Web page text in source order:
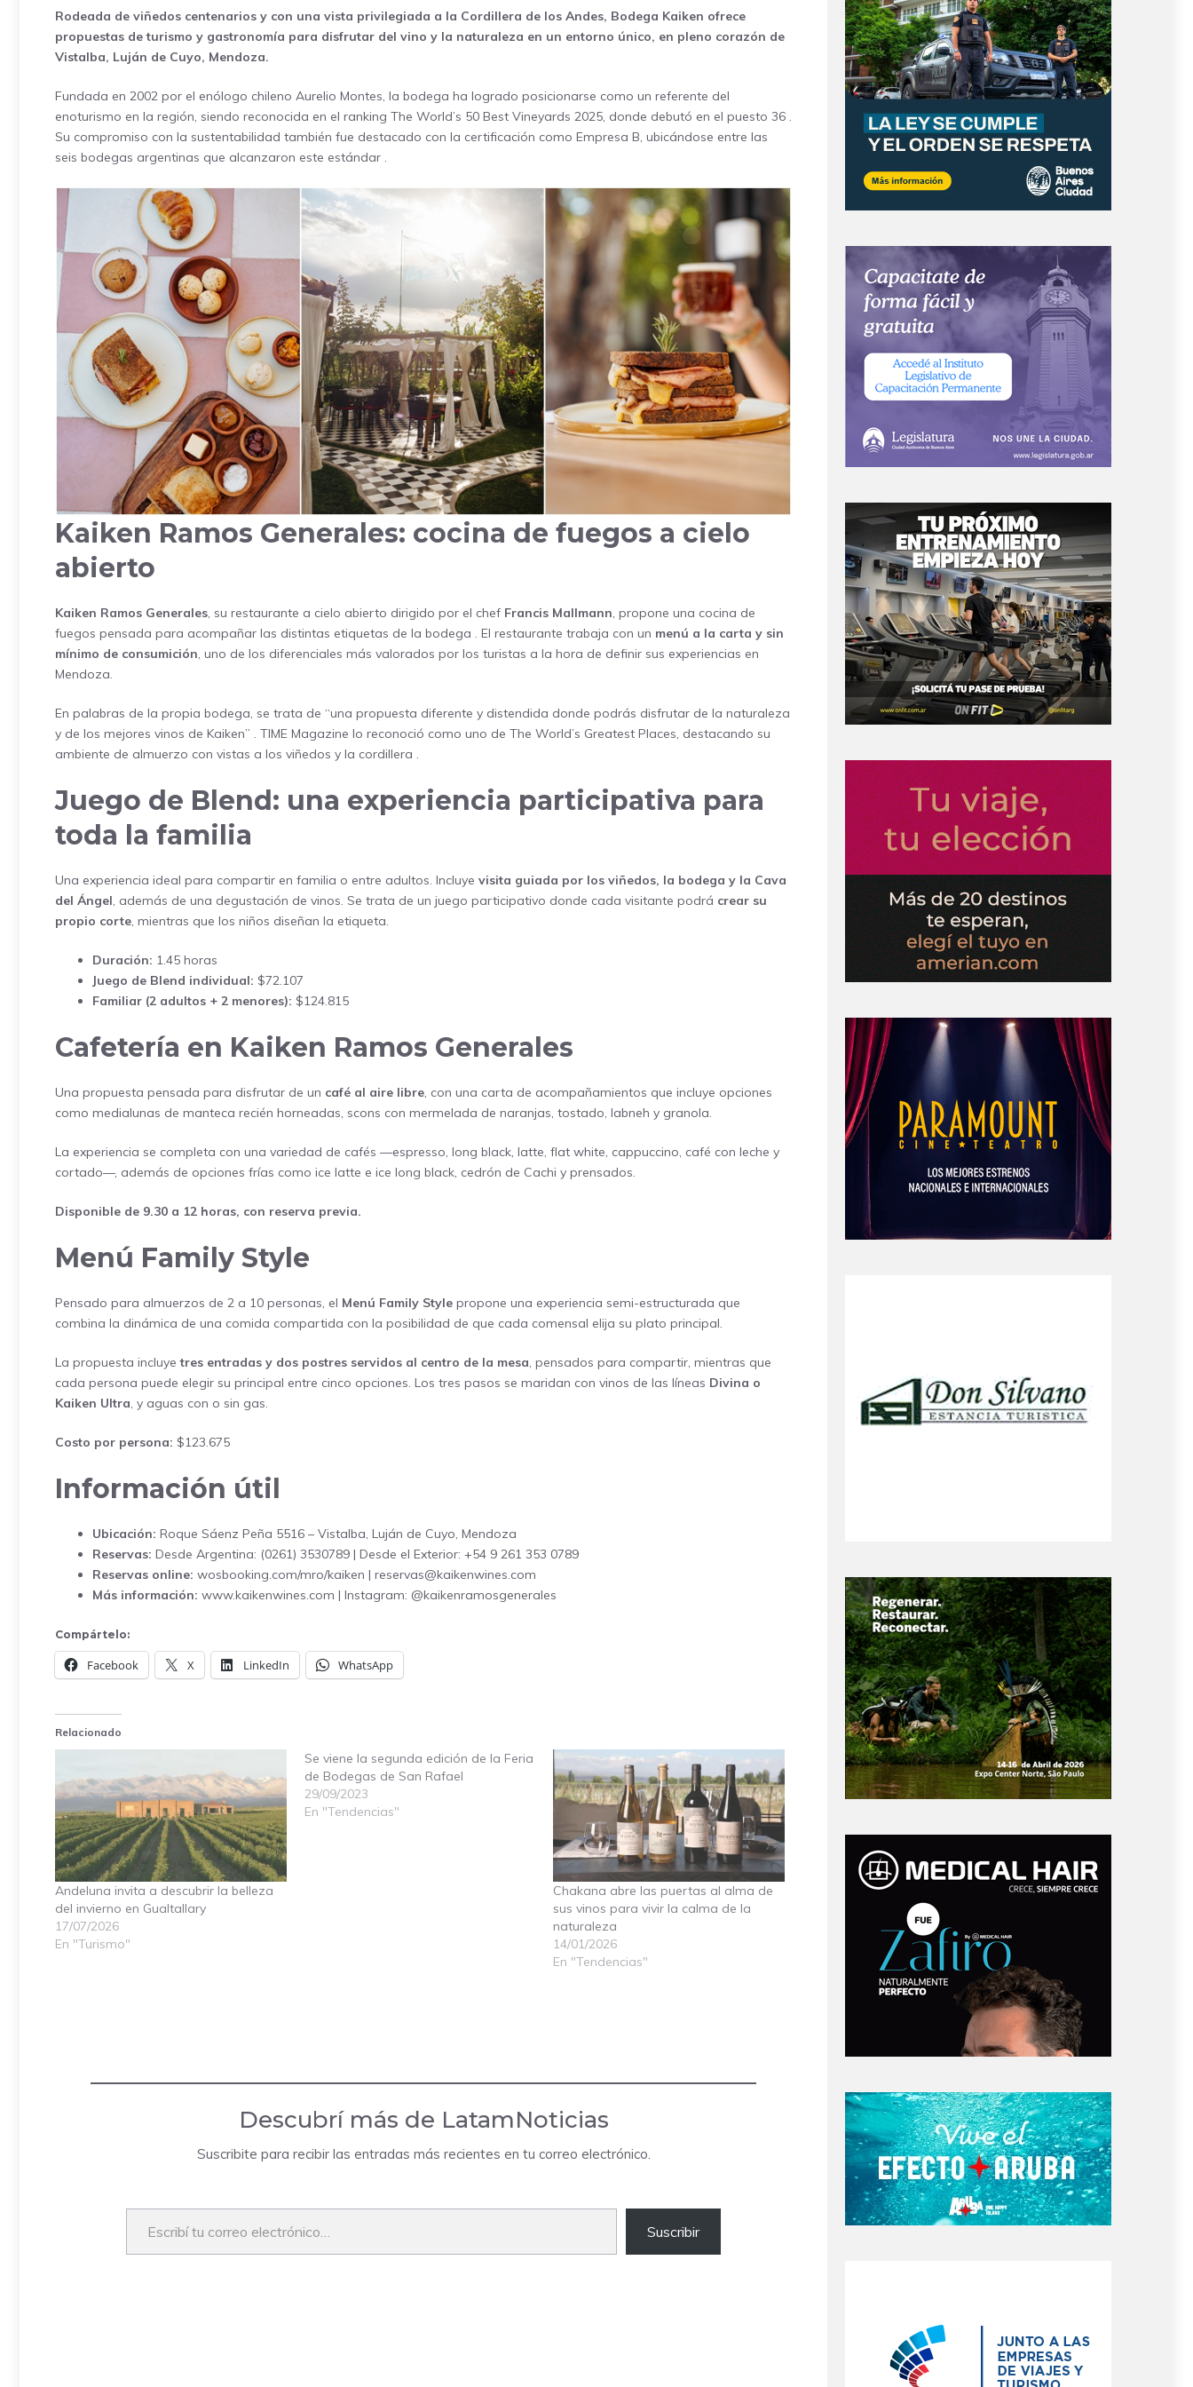
Rodeada de viñedos centenarios y con una vista privilegiada a la Cordillera de los Andes, Bodega Kaiken ofrece
propuestas de turismo y gastronomía para disfrutar del vino y la naturaleza en un entorno único, en pleno corazón de
Vistalba, Luján de Cuyo, Mendoza.
Fundada en 2002 por el enólogo chileno Aurelio Montes, la bodega ha logrado posicionarse como un referente del
enoturismo en la región, siendo reconocida en el ranking The World’s 50 Best Vineyards 2025, donde debutó en el puesto 36 .
Su compromiso con la sustentabilidad también fue destacado con la certificación como Empresa B, ubicándose entre las
seis bodegas argentinas que alcanzaron este estándar .
Kaiken Ramos Generales: cocina de fuegos a cielo
abierto
Kaiken Ramos Generales, su restaurante a cielo abierto dirigido por el chef Francis Mallmann, propone una cocina de
fuegos pensada para acompañar las distintas etiquetas de la bodega . El restaurante trabaja con un menú a la carta y sin
mínimo de consumición, uno de los diferenciales más valorados por los turistas a la hora de definir sus experiencias en
Mendoza.
En palabras de la propia bodega, se trata de “una propuesta diferente y distendida donde podrás disfrutar de la naturaleza
y de los mejores vinos de Kaiken” . TIME Magazine lo reconoció como uno de The World’s Greatest Places, destacando su
ambiente de almuerzo con vistas a los viñedos y la cordillera .
Juego de Blend: una experiencia participativa para
toda la familia
Una experiencia ideal para compartir en familia o entre adultos. Incluye visita guiada por los viñedos, la bodega y la Cava
del Ángel, además de una degustación de vinos. Se trata de un juego participativo donde cada visitante podrá crear su
propio corte, mientras que los niños diseñan la etiqueta.
Duración: 1.45 horas
Juego de Blend individual: $72.107
Familiar (2 adultos + 2 menores): $124.815
Cafetería en Kaiken Ramos Generales
Una propuesta pensada para disfrutar de un café al aire libre, con una carta de acompañamientos que incluye opciones
como medialunas de manteca recién horneadas, scons con mermelada de naranjas, tostado, labneh y granola.
La experiencia se completa con una variedad de cafés —espresso, long black, latte, flat white, cappuccino, café con leche y
cortado—, además de opciones frías como ice latte e ice long black, cedrón de Cachi y prensados.
Disponible de 9.30 a 12 horas, con reserva previa.
Menú Family Style
Pensado para almuerzos de 2 a 10 personas, el Menú Family Style propone una experiencia semi-estructurada que
combina la dinámica de una comida compartida con la posibilidad de que cada comensal elija su plato principal.
La propuesta incluyetres entradas y dos postres servidos al centro de la mesa, pensados para compartir, mientras que
cada persona puede elegir su principal entre cinco opciones. Los tres pasos se maridan con vinos de las líneas Divina o
Kaiken Ultra, y aguas con o sin gas.
Costo por persona: $123.675
Información útil
Ubicación: Roque Sáenz Peña 5516 – Vistalba, Luján de Cuyo, Mendoza
Reservas: Desde Argentina: (0261) 3530789 | Desde el Exterior: +54 9 261 353 0789
Reservas online: wosbooking.com/mro/kaiken | reservas@kaikenwines.com
Más información: www.kaikenwines.com | Instagram: @kaikenramosgenerales
Compártelo:
Facebook X LinkedIn WhatsApp
Relacionado
Andeluna invita a descubrir la belleza
del invierno en Gualtallary
17/07/2026
En "Turismo"
Se viene la segunda edición de la Feria
de Bodegas de San Rafael
29/09/2023
En "Tendencias"
Chakana abre las puertas al alma de
sus vinos para vivir la calma de la
naturaleza
14/01/2026
En "Tendencias"
Descubrí más de LatamNoticias
Suscribite para recibir las entradas más recientes en tu correo electrónico.
Escribí tu correo electrónico…
Suscribir